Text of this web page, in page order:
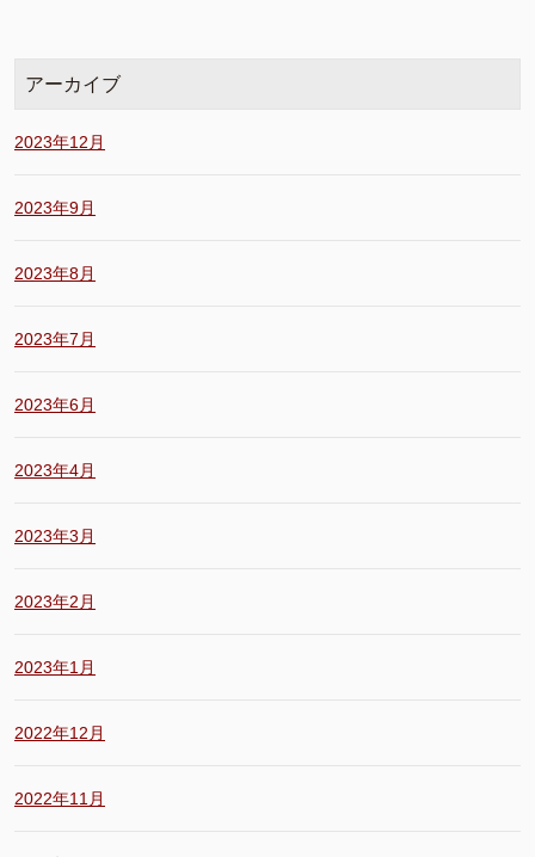
アーカイブ
2023年12月
2023年9月
2023年8月
2023年7月
2023年6月
2023年4月
2023年3月
2023年2月
2023年1月
2022年12月
2022年11月